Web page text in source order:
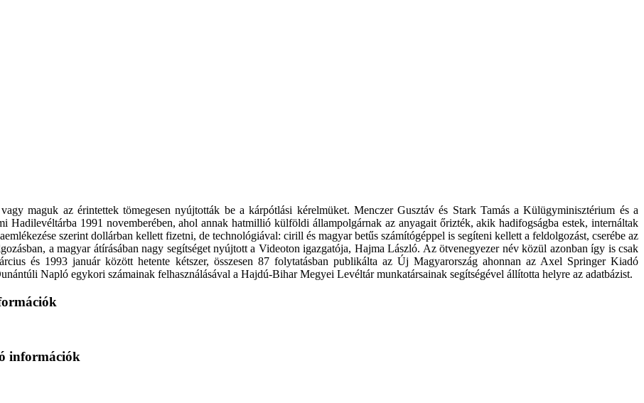
maguk az érintettek tömegesen nyújtották be a kárpótlási kérelmüket. Menczer Gusztáv és Stark Tamás a Külügyminisztérium és a
1991 novemberében, ahol annak hatmillió külföldi állampolgárnak az anyagait őrizték, akik hadifogságba estek, internáltak
szerint dollárban kellett fizetni, de technológiával: cirill és magyar betűs számítógéppel is segíteni kellett a feldolgozást, cserébe az
a magyar átírásában nagy segítséget nyújtott a Videoton igazgatója, Hajma László. Az ötvenegyezer név közül azonban így is csak
és 1993 január között hetente kétszer, összesen 87 folytatásban publikálta az Új Magyarország ahonnan az Axel Springer Kiadó
Napló egykori számainak felhasználásával a Hajdú-Bihar Megyei Levéltár munkatársainak segítségével állította helyre az adatbázist.
információk